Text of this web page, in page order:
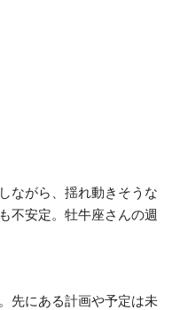
ながら、揺れ動きそうな
不安定。牡牛座さんの週
先にある計画や予定は未